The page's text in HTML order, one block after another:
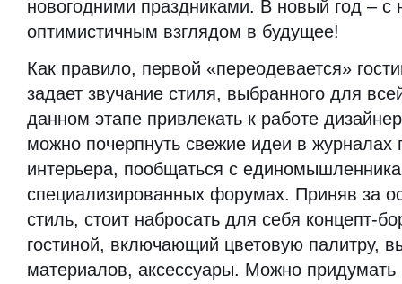
новогодними праздниками. В новый год –
оптимистичным взглядом в будущее!
Как правило, первой «переодевается»
задает звучание стиля, выбранного для
данном этапе привлекать к работе
можно почерпнуть свежие идеи в журналах
интерьера, пообщаться с
специализированных форумах. Приняв за
стиль, стоит набросать для себя концепт-
гостиной, включающий цветовую палитру,
материалов, аксессуары. Можно придумать